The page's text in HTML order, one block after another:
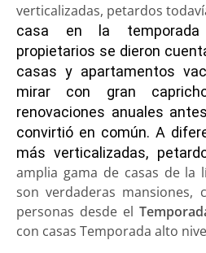
verticalizadas, petardos
casa en la
propietarios se dieron
casas y apartamentos
mirar con gran
renovaciones anuales
convirtió en común. A
más verticalizadas,
amplia gama de casas de la
son verdaderas mansiones,
personas desde el
con casas Temporada alto